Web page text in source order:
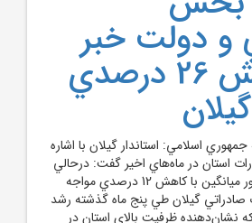
دولت خبر
داد:افزايش 26 درصدي
اسلامي: استاندار گيلان با اشاره
استان در ماه‌هاي اخير گفت: درحالي
که صادرات کشور به‌طور ميانگين با کاهش 12 درصدي مواجه
گيلان طي پنج ماه گذشته رشد
نشان‌دهنده ظرفيت بالاي استان در